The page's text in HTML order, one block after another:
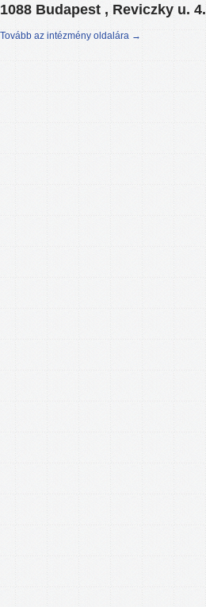
1088 Budapest , Reviczky u. 4.
Tovább az intézmény oldalára →